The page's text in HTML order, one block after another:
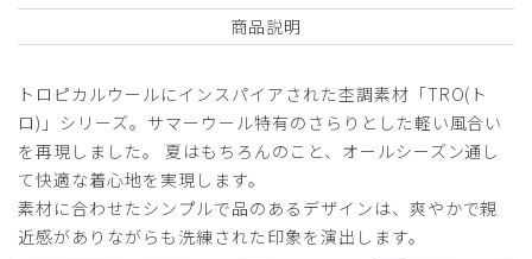
ご購入者様
購入確認済み
2026-04-17
年齢: 50代 身長: 156-160cm
サイズ感
小さめ
大きめ
ストレッチ感
よく伸びる
伸びない
商品説明
トロピカルウールにインスパイアされた杢調素材「TRO(ト
ロ)」シリーズ。サマーウール特有のさらりとした軽い風合い
を再現しました。 夏はもちろんのこと、オールシーズン通し
て快適な着心地を実現します。
素材に合わせたシンプルで品のあるデザインは、爽やかで親
近感がありながらも洗練された印象を演出します。